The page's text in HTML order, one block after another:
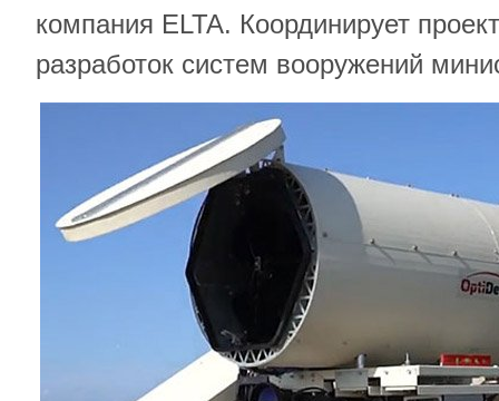
компания ELTA. Координирует
разработок систем вооружений